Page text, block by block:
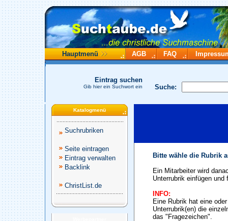
Hauptmenü AGB FAQ
Suche:
Eintrag suchen
Gib hier ein Suchwort ein
Katalogmenü
Suchrubriken
Seite eintragen
Eintrag verwalten
Backlink
ChristList.de
Bitte wähle die Rubrik
Ein Mitarbeiter wird
Unterrubrik einfügen und
INFO:
Eine Rubrik hat eine
Unterrubrik(en) die
das "Fragezeichen".